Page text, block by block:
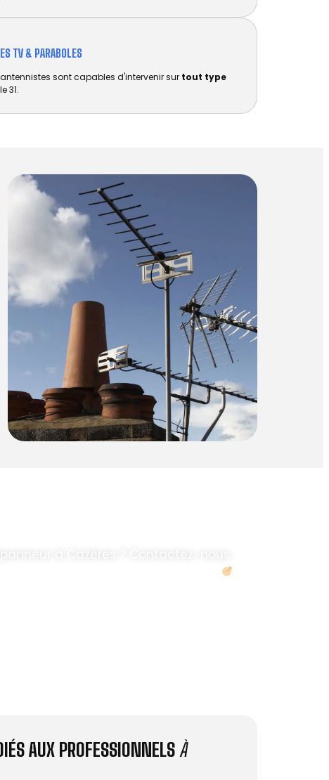
TV & PARABOLES
sont capables d'intervenir sur tout type
31.
à Cazères ? Contactez-nous.
AUX PROFESSIONNELS À